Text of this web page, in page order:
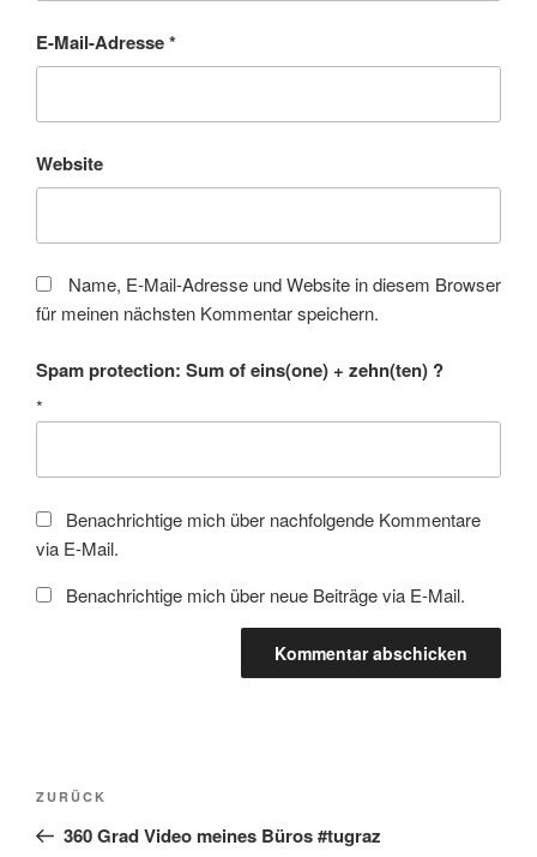
E-Mail-Adresse*
Website
Name, E-Mail-Adresse und Website in diesem Browser
für meinen nächsten Kommentar speichern.
Spam protection: Sum of eins(one) + zehn(ten) ?
*
Benachrichtige mich über nachfolgende Kommentare
via E-Mail.
Benachrichtige mich über neue Beiträge via E-Mail.
Beitragsnavigation
Vorheriger
Beitrag
ZURÜCK
360 Grad Video meines Büros #tugraz